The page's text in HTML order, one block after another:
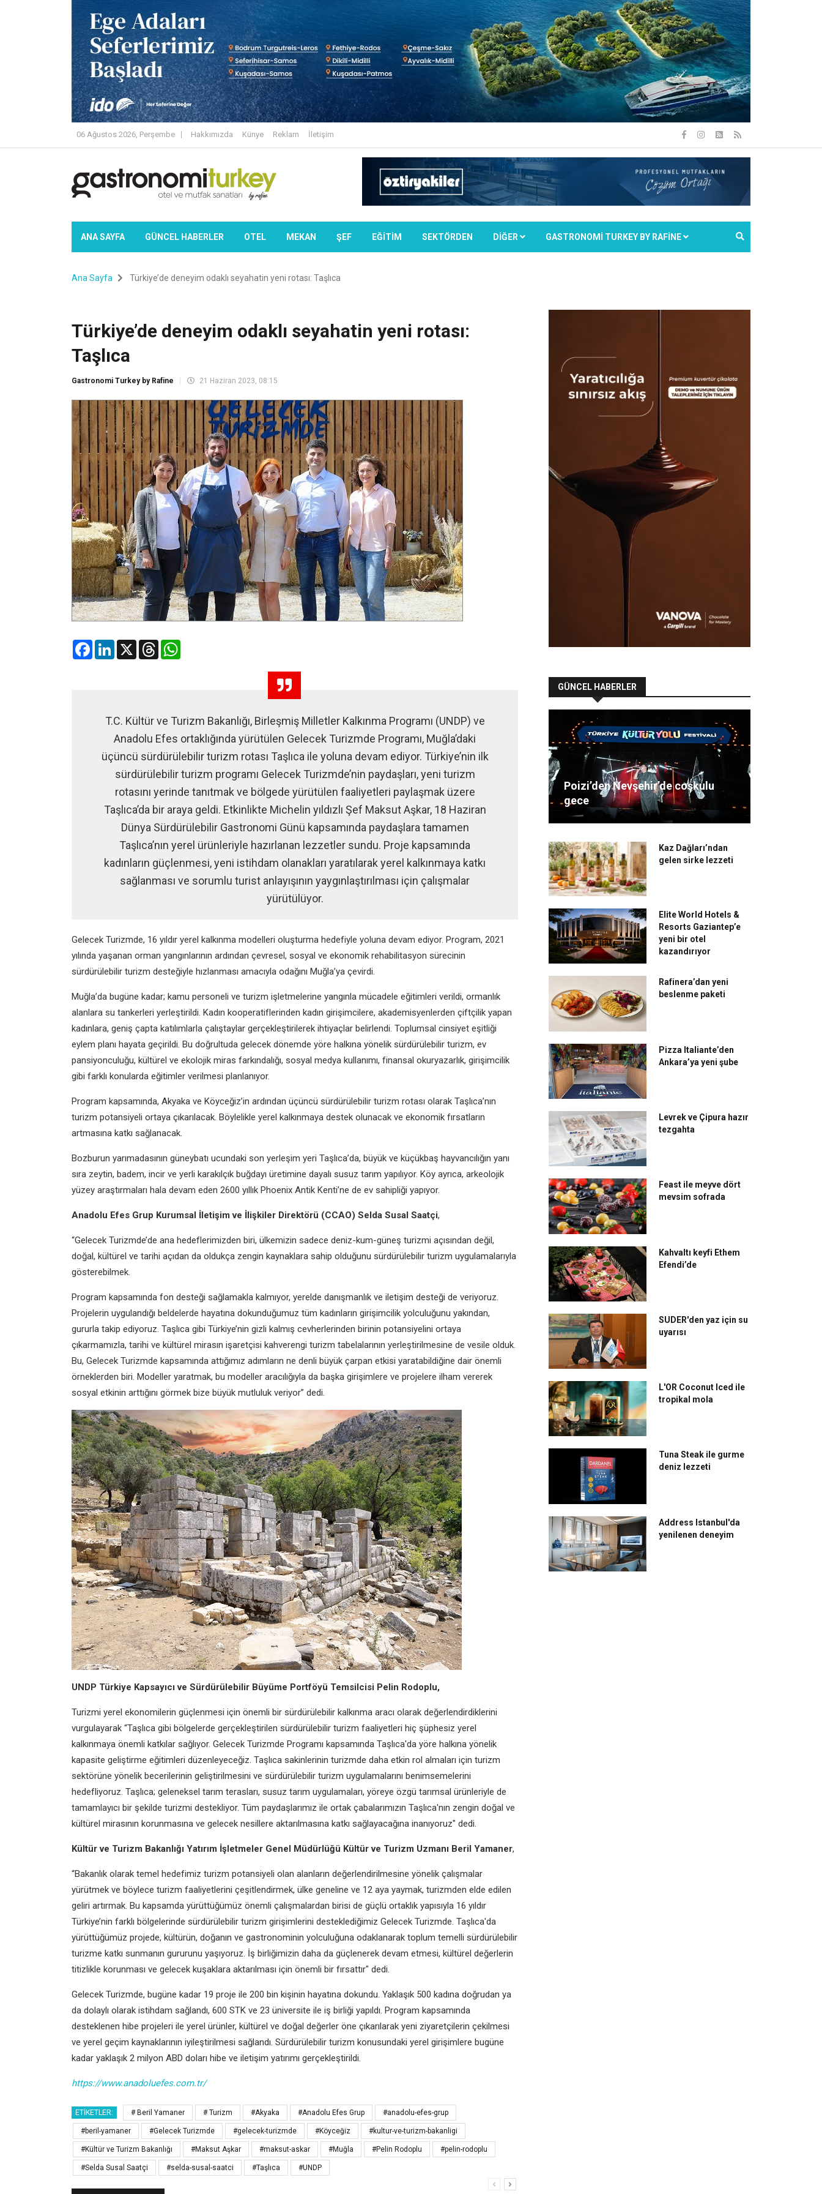
06 Ağustos 2026, Perşembe Hakkımızda Künye Reklam İletişim
ANA SAYFA GÜNCEL HABERLER OTEL MEKAN ŞEF EĞİTİM SEKTÖRDEN DIĞER GASTRONOMİ TURKEY BY RAFİNE
Ana Sayfa Türkiye’de deneyim odaklı seyahatin yeni rotası: Taşlıca
Türkiye’de deneyim odaklı seyahatin yeni rotası:
Taşlıca
Gastronomi Turkey by Rafine 21 Haziran 2023, 08:15
FacebookLinkedIn
X Threads
T.C. Kültür ve Turizm Bakanlığı, Birleşmiş Milletler Kalkınma Programı (UNDP) ve
Anadolu Efes ortaklığında yürütülen Gelecek Turizmde Programı, Muğla’daki
üçüncü sürdürülebilir turizm rotası Taşlıca ile yoluna devam ediyor. Türkiye’nin ilk
sürdürülebilir turizm programı Gelecek Turizmde’nin paydaşları, yeni turizm
rotasını yerinde tanıtmak ve bölgede yürütülen faaliyetleri paylaşmak üzere
Taşlıca’da bir araya geldi. Etkinlikte Michelin yıldızlı Şef Maksut Aşkar, 18 Haziran
Dünya Sürdürülebilir Gastronomi Günü kapsamında paydaşlara tamamen
Taşlıca’nın yerel ürünleriyle hazırlanan lezzetler sundu. Proje kapsamında
kadınların güçlenmesi, yeni istihdam olanakları yaratılarak yerel kalkınmaya katkı
sağlanması ve sorumlu turist anlayışının yaygınlaştırılması için çalışmalar
yürütülüyor.
Gelecek Turizmde, 16 yıldır yerel kalkınma modelleri oluşturma hedefiyle yoluna devam ediyor. Program, 2021
yılında yaşanan orman yangınlarının ardından çevresel, sosyal ve ekonomik rehabilitasyon sürecinin
sürdürülebilir turizm desteğiyle hızlanması amacıyla odağını Muğla’ya çevirdi.
Muğla’da bugüne kadar; kamu personeli ve turizm işletmelerine yangınla mücadele eğitimleri verildi, ormanlık
alanlara su tankerleri yerleştirildi. Kadın kooperatiflerinden kadın girişimcilere, akademisyenlerden çiftçilik yapan
kadınlara, geniş çapta katılımlarla çalıştaylar gerçekleştirilerek ihtiyaçlar belirlendi. Toplumsal cinsiyet eşitliği
eylem planı hayata geçirildi. Bu doğrultuda gelecek dönemde yöre halkına yönelik sürdürülebilir turizm, ev
pansiyonculuğu, kültürel ve ekolojik miras farkındalığı, sosyal medya kullanımı, finansal okuryazarlık, girişimcilik
gibi farklı konularda eğitimler verilmesi planlanıyor.
Program kapsamında, Akyaka ve Köyceğiz’in ardından üçüncü sürdürülebilir turizm rotası olarak Taşlıca’nın
turizm potansiyeli ortaya çıkarılacak. Böylelikle yerel kalkınmaya destek olunacak ve ekonomik fırsatların
artmasına katkı sağlanacak.
Bozburun yarımadasının güneybatı ucundaki son yerleşim yeri Taşlıca’da, büyük ve küçükbaş hayvancılığın yanı
sıra zeytin, badem, incir ve yerli karakılçık buğdayı üretimine dayalı susuz tarım yapılıyor. Köy ayrıca, arkeolojik
yüzey araştırmaları hala devam eden 2600 yıllık Phoenix Antik Kenti’ne de ev sahipliği yapıyor.
Anadolu Efes Grup Kurumsal İletişim ve İlişkiler Direktörü (CCAO) Selda Susal Saatçi,
“Gelecek Turizmde’de ana hedeflerimizden biri, ülkemizin sadece deniz-kum-güneş turizmi açısından değil,
doğal, kültürel ve tarihi açıdan da oldukça zengin kaynaklara sahip olduğunu sürdürülebilir turizm uygulamalarıyla
gösterebilmek.
Program kapsamında fon desteği sağlamakla kalmıyor, yerelde danışmanlık ve iletişim desteği de veriyoruz.
Projelerin uygulandığı beldelerde hayatına dokunduğumuz tüm kadınların girişimcilik yolculuğunu yakından,
gururla takip ediyoruz. Taşlıca gibi Türkiye’nin gizli kalmış cevherlerinden birinin potansiyelini ortaya
çıkarmamızla, tarihi ve kültürel mirasın işaretçisi kahverengi turizm tabelalarının yerleştirilmesine de vesile olduk.
Bu, Gelecek Turizmde kapsamında attığımız adımların ne denli büyük çarpan etkisi yaratabildiğine dair önemli
örneklerden biri. Modeller yaratmak, bu modeller aracılığıyla da başka girişimlere ve projelere ilham vererek
sosyal etkinin arttığını görmek bize büyük mutluluk veriyor” dedi.
UNDP Türkiye Kapsayıcı ve Sürdürülebilir Büyüme Portföyü Temsilcisi Pelin Rodoplu,
Turizmi yerel ekonomilerin güçlenmesi için önemli bir sürdürülebilir kalkınma aracı olarak değerlendirdiklerini
vurgulayarak “Taşlıca gibi bölgelerde gerçekleştirilen sürdürülebilir turizm faaliyetleri hiç şüphesiz yerel
kalkınmaya önemli katkılar sağlıyor. Gelecek Turizmde Programı kapsamında Taşlıca'da yöre halkına yönelik
kapasite geliştirme eğitimleri düzenleyeceğiz. Taşlıca sakinlerinin turizmde daha etkin rol almaları için turizm
sektörüne yönelik becerilerinin geliştirilmesini ve sürdürülebilir turizm uygulamalarını benimsemelerini
hedefliyoruz. Taşlıca; geleneksel tarım terasları, susuz tarım uygulamaları, yöreye özgü tarımsal ürünleriyle de
tamamlayıcı bir şekilde turizmi destekliyor. Tüm paydaşlarımız ile ortak çabalarımızın Taşlıca'nın zengin doğal ve
kültürel mirasının korunmasına ve gelecek nesillere aktarılmasına katkı sağlayacağına inanıyoruz" dedi.
Kültür ve Turizm Bakanlığı Yatırım İşletmeler Genel Müdürlüğü Kültür ve Turizm Uzmanı Beril Yamaner,
“Bakanlık olarak temel hedefimiz turizm potansiyeli olan alanların değerlendirilmesine yönelik çalışmalar
yürütmek ve böylece turizm faaliyetlerini çeşitlendirmek, ülke geneline ve 12 aya yaymak, turizmden elde edilen
geliri artırmak. Bu kapsamda yürüttüğümüz önemli çalışmalardan birisi de güçlü ortaklık yapısıyla 16 yıldır
Türkiye’nin farklı bölgelerinde sürdürülebilir turizm girişimlerini desteklediğimiz Gelecek Turizmde. Taşlıca'da
yürüttüğümüz projede, kültürün, doğanın ve gastronominin yolculuğuna odaklanarak toplum temelli sürdürülebilir
turizme katkı sunmanın gururunu yaşıyoruz. İş birliğimizin daha da güçlenerek devam etmesi, kültürel değerlerin
titizlikle korunması ve gelecek kuşaklara aktarılması için önemli bir fırsattır" dedi.
Gelecek Turizmde, bugüne kadar 19 proje ile 200 bin kişinin hayatına dokundu. Yaklaşık 500 kadına doğrudan ya
da dolaylı olarak istihdam sağlandı, 600 STK ve 23 üniversite ile iş birliği yapıldı. Program kapsamında
desteklenen hibe projeleri ile yerel ürünler, kültürel ve doğal değerler öne çıkarılarak yeni ziyaretçilerin çekilmesi
ve yerel geçim kaynaklarının iyileştirilmesi sağlandı. Sürdürülebilir turizm konusundaki yerel girişimlere bugüne
kadar yaklaşık 2 milyon ABD doları hibe ve iletişim yatırımı gerçekleştirildi.
https://www.anadoluefes.com.tr/
ETIKETLER: # Beril Yamaner # Turizm #Akyaka #Anadolu Efes Grup #anadolu-efes-grup
#beril-yamaner #Gelecek Turizmde #gelecek-turizmde #Köyceğiz #kultur-ve-turizm-bakanligi
#Kültür ve Turizm Bakanlığı #Maksut Aşkar #maksut-askar #Muğla #Pelin Rodoplu #pelin-rodoplu
#Selda Susal Saatçi #selda-susal-saatci #Taşlıca #UNDP
GÜNCEL HABERLER
Poizi’den Nevşehir’de coşkulu
gece
Kaz Dağları’ndan
gelen sirke lezzeti
Elite World Hotels &
Resorts Gaziantep’e
yeni bir otel
kazandırıyor
Rafinera’dan yeni
beslenme paketi
Pizza Italiante’den
Ankara’ya yeni şube
Levrek ve Çipura hazır
tezgahta
Feast ile meyve dört
mevsim sofrada
Kahvaltı keyfi Ethem
Efendi’de
SUDER'den yaz için su
uyarısı
L'OR Coconut Iced ile
tropikal mola
Tuna Steak ile gurme
deniz lezzeti
Address Istanbul'da
yenilenen deneyim